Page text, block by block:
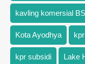
kavling komersial
Kota Ayodhya kpr
kpr subsidi Lake